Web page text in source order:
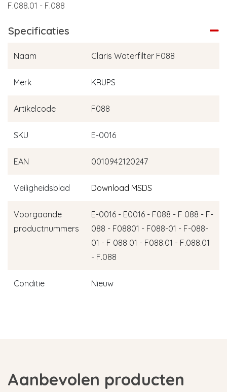
F.088.01 - F.088
Specificaties
Naam Claris Waterfilter F088
Merk KRUPS
Artikelcode F088
SKU E-0016
EAN 0010942120247
Veiligheidsblad Download MSDS
Voorgaande
productnummers
E-0016 - E0016 - F088 - F 088 - F-
088 - F08801 - F088-01 - F-088-
01 - F 088 01 - F088.01 - F.088.01
- F.088
Conditie Nieuw
Aanbevolen producten